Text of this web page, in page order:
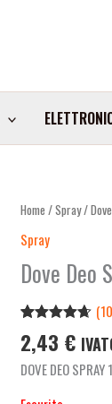
Home /Spray/
Spray
Dove Deo
4.60su 5
su base
di
(10
2,43 €
DOVE DEO